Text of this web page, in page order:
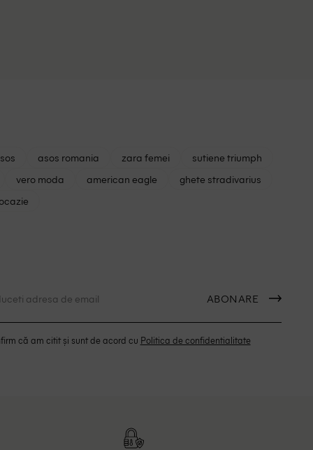
asos romania zara femei
sutiene triumph
vero moda american eagle
ghete stradivarius
ABONARE
că am citit și sunt de acord cu Politica de confidentialitate